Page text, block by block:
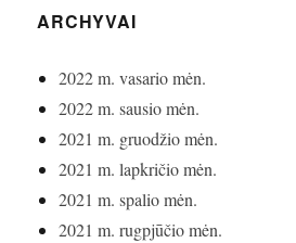
ARCHYVAI
2022 m. vasario mėn.
2022 m. sausio mėn.
2021 m. gruodžio mėn.
2021 m. lapkričio mėn.
2021 m. spalio mėn.
2021 m. rugpjūčio mėn.